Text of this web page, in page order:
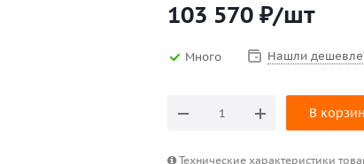
103 570 ₽/шт
Много Нашли
В
Технические характеристики